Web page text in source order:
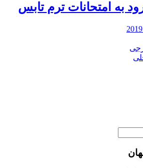
به امتحانات ترم تابس